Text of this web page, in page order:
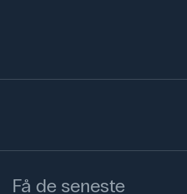
Få de seneste